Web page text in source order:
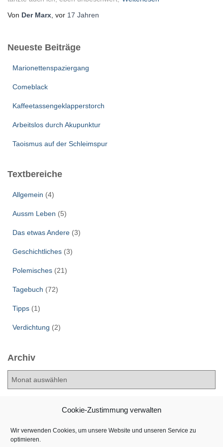
Cookie-Zustimmung verwalten
Wir verwenden Cookies, um unsere Website und unseren Service zu
optimieren.
Von Der Marx , vor 17 Jahren
Neueste Beiträge
Marionettenspaziergang
Comeblack
Kaffeetassengeklapperstorch
Arbeitslos durch Akupunktur
Taoismus auf der Schleimspur
Textbereiche
Allgemein (4)
Aussm Leben (5)
Das etwas Andere (3)
Geschichtliches (3)
Polemisches (21)
Tagebuch (72)
Tipps (1)
Verdichtung (2)
Archiv
A
v